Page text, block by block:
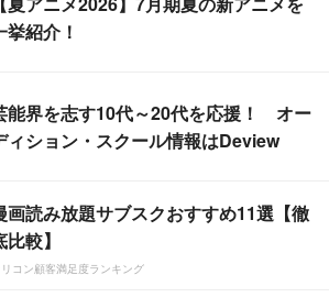
挙紹介！
能界を志す10代～20代を応援！ オー
ィション・スクール情報はDeview
画読み放題サブスクおすすめ11選【徹
比較】
コン顧客満足度ランキング